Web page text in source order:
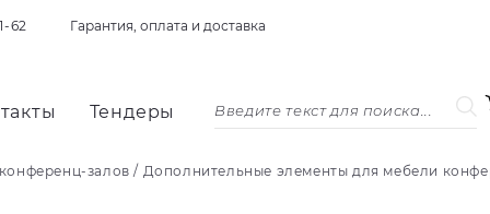
62 Гарантия, оплата и доставка
Тендеры
залов / Дополнительные элементы для мебели